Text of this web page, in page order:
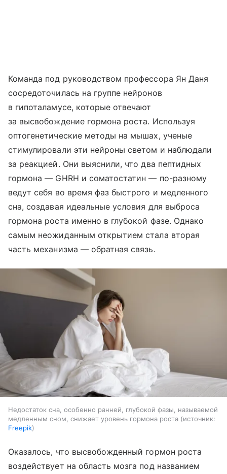
Команда под руководством профессора Ян Даня
сосредоточилась на группе нейронов
в гипоталамусе, которые отвечают
за высвобождение гормона роста. Используя
оптогенетические методы на мышах, ученые
стимулировали эти нейроны светом и наблюдали
за реакцией. Они выяснили, что два пептидных
гормона — GHRH и соматостатин — по-разному
ведут себя во время фаз быстрого и медленного
сна, создавая идеальные условия для выброса
гормона роста именно в глубокой фазе. Однако
самым неожиданным открытием стала вторая
часть механизма — обратная связь.
Недостаток сна, особенно ранней, глубокой фазы, называемой
медленным сном, снижает уровень гормона роста
источник:
Freepik
Оказалось, что высвобожденный гормон роста
воздействует на область мозга под названием